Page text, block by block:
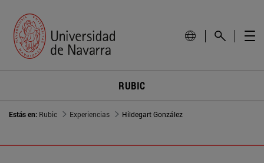
RUBIC
Estás en: Rubic Experiencias Hildegart González